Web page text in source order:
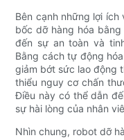
Bên cạnh những lợi
bốc dỡ hàng hóa
đến sự an toàn và
Bằng cách tự động
giảm bớt sức lao động
thiểu nguy cơ chấn
Điều này có thể dẫn
sự hài lòng của nhân
Nhìn chung, robot dỡ